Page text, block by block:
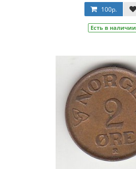
100р.
Есть в наличии